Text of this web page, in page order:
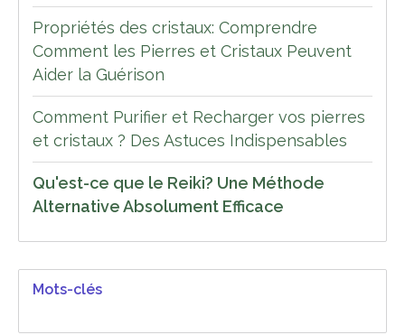
Propriétés des cristaux: Comprendre
Comment les Pierres et Cristaux Peuvent
Aider la Guérison
Comment Purifier et Recharger vos pierres
et cristaux ? Des Astuces Indispensables
Qu'est-ce que le Reiki? Une Méthode
Alternative Absolument Efficace
Mots-clés